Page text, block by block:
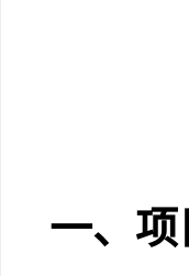
一、